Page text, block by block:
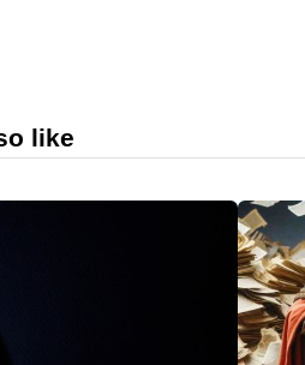
like